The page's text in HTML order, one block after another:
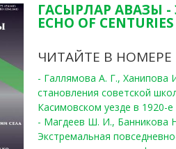
ГАСЫРЛАР АВАЗЫ -
ECHO OF
ЧИТАЙТЕ В НОМЕРЕ
- Галлямова А. Г.,
становления советской
Касимовском уезде в 1920-е
- Магдеев Ш. И., Банникова
Экстремальная